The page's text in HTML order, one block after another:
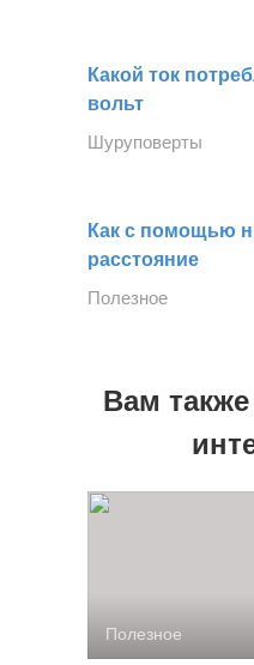
Какой ток
вольт
Шуруповерты
Как с помощью
расстояние
Полезное
Вам
Полезное